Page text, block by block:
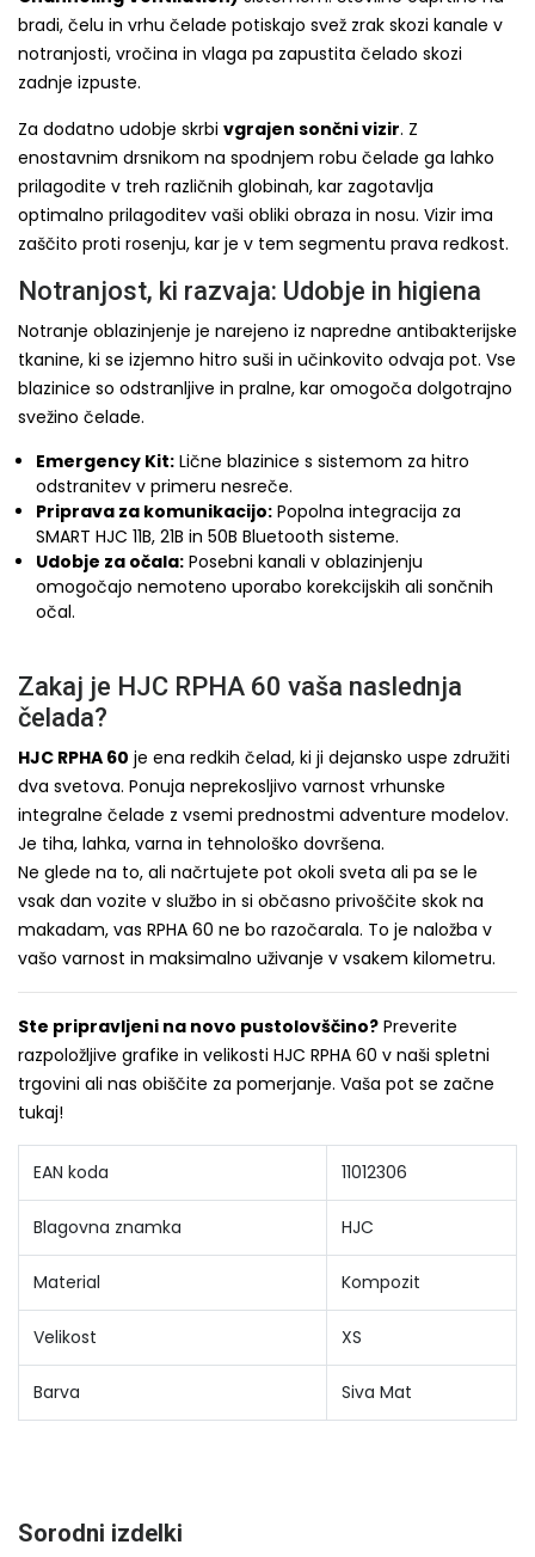
bradi, čelu in vrhu čelade potiskajo svež zrak skozi kanale v
notranjosti, vročina in vlaga pa zapustita čelado skozi
zadnje izpuste.
Za dodatno udobje skrbi vgrajen sončni vizir. Z
enostavnim drsnikom na spodnjem robu čelade ga lahko
prilagodite v treh različnih globinah, kar zagotavlja
optimalno prilagoditev vaši obliki obraza in nosu. Vizir ima
zaščito proti rosenju, kar je v tem segmentu prava redkost.
Notranjost, ki razvaja: Udobje in higiena
Notranje oblazinjenje je narejeno iz napredne antibakterijske
tkanine, ki se izjemno hitro suši in učinkovito odvaja pot. Vse
blazinice so odstranljive in pralne, kar omogoča dolgotrajno
svežino čelade.
Emergency Kit: Lične blazinice s sistemom za hitro
odstranitev v primeru nesreče.
Priprava za komunikacijo: Popolna integracija za
SMART HJC 11B, 21B in 50B Bluetooth sisteme.
Udobje za očala: Posebni kanali v oblazinjenju
omogočajo nemoteno uporabo korekcijskih ali sončnih
očal.
Zakaj je HJC RPHA 60 vaša naslednja
čelada?
HJC RPHA 60 je ena redkih čelad, ki ji dejansko uspe združiti
dva svetova. Ponuja neprekosljivo varnost vrhunske
integralne čelade z vsemi prednostmi adventure modelov.
Je tiha, lahka, varna in tehnološko dovršena.
Ne glede na to, ali načrtujete pot okoli sveta ali pa se le
vsak dan vozite v službo in si občasno privoščite skok na
makadam, vas RPHA 60 ne bo razočarala. To je naložba v
vašo varnost in maksimalno uživanje v vsakem kilometru.
Ste pripravljeni na novo pustolovščino? Preverite
razpoložljive grafike in velikosti HJC RPHA 60 v naši spletni
trgovini ali nas obiščite za pomerjanje. Vaša pot se začne
tukaj!
EAN koda 11012306
Blagovna znamka HJC
Material Kompozit
Velikost XS
Barva Siva Mat
Sorodni izdelki